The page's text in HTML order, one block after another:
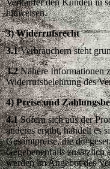
hinweisen.
3) Widerrufsrecht
3.1Verbrauchern steht
3.2Nähere Informationen
Widerrufsbelehrung des
4) Preise und
4.1Sofern sich aus der
anderes ergibt, handelt es
Gesamtpreise, die die
Gegebenenfalls zusätzlich
werden im Angebot des